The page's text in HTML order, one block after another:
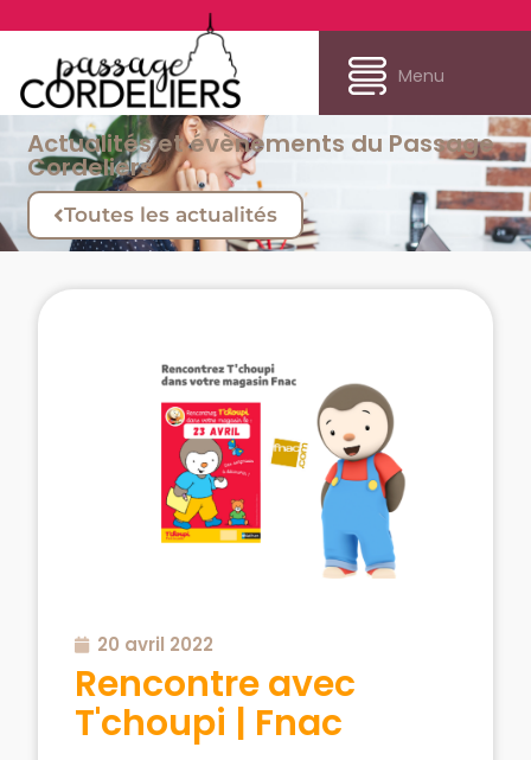
Menu
Actualités et évènements du Passage
Cordeliers
Toutes les actualités
20 avril 2022
Rencontre avec
T'choupi | Fnac